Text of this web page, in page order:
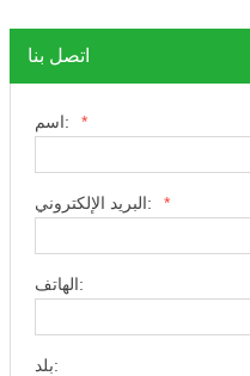
اتصل بنا
اسم: *
البريد الإلكتروني: *
الهاتف:
بلد: